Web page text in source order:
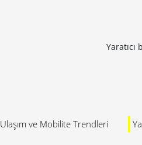
Ulaşım ve Mobilite Trendleri